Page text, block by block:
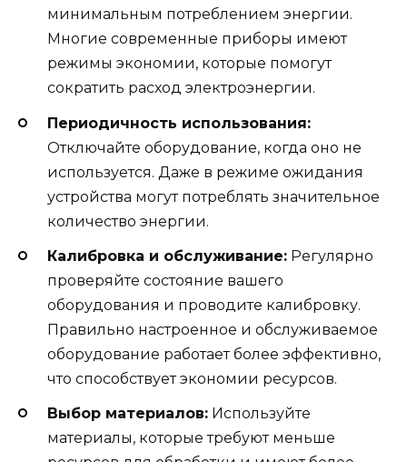
минимальным потреблением энергии.
Многие современные приборы имеют
режимы экономии, которые помогут
сократить расход электроэнергии.
Периодичность использования:
Отключайте оборудование, когда оно не
используется. Даже в режиме ожидания
устройства могут потреблять значительное
количество энергии.
Калибровка и обслуживание: Регулярно
проверяйте состояние вашего
оборудования и проводите калибровку.
Правильно настроенное и обслуживаемое
оборудование работает более эффективно,
что способствует экономии ресурсов.
Выбор материалов: Используйте
материалы, которые требуют меньше